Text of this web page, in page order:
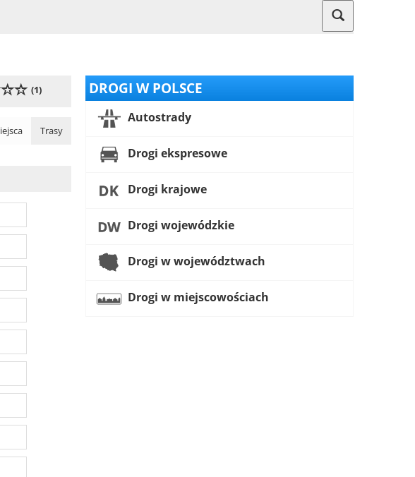
(1)
Trasy
DROGI W POLSCE
Autostrady
Drogi ekspresowe
Drogi krajowe
Drogi wojewódzkie
Drogi w województwach
Drogi w miejscowościach